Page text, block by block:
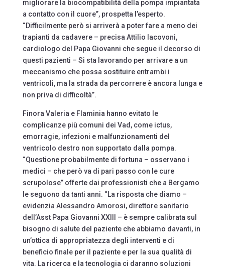
migliorare la biocompatibilità della pompa impiantata
a contatto con il cuore”, prospetta l’esperto.
“Difficilmente però si arriverà a poter fare a meno dei
trapianti da cadavere – precisa Attilio Iacovoni,
cardiologo del Papa Giovanni che segue il decorso di
questi pazienti – Si sta lavorando per arrivare a un
meccanismo che possa sostituire entrambi i
ventricoli, ma la strada da percorrere è ancora lunga e
non priva di difficoltà”.
Finora Valeria e Flaminia hanno evitato le
complicanze più comuni dei Vad, come ictus,
emorragie, infezioni e malfunzionamenti del
ventricolo destro non supportato dalla pompa.
“Questione probabilmente di fortuna – osservano i
medici – che però va di pari passo con le cure
scrupolose” offerte dai professionisti che a Bergamo
le seguono da tanti anni. “La risposta che diamo –
evidenzia Alessandro Amorosi, direttore sanitario
dell’Asst Papa Giovanni XXIII – è sempre calibrata sul
bisogno di salute del paziente che abbiamo davanti, in
un’ottica di appropriatezza degli interventi e di
beneficio finale per il paziente e per la sua qualità di
vita. La ricerca e la tecnologia ci daranno soluzioni